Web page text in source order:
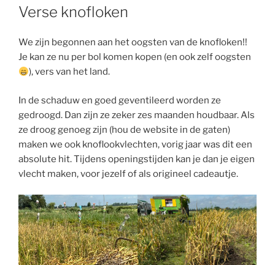
OP
Verse knofloken
We zijn begonnen aan het oogsten van de knofloken!!
Je kan ze nu per bol komen kopen (en ook zelf oogsten
), vers van het land.
In de schaduw en goed geventileerd worden ze
gedroogd. Dan zijn ze zeker zes maanden houdbaar. Als
ze droog genoeg zijn (hou de website in de gaten)
maken we ook knoflookvlechten, vorig jaar was dit een
absolute hit. Tijdens openingstijden kan je dan je eigen
vlecht maken, voor jezelf of als origineel cadeautje.